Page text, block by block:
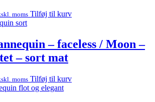
moms Tilføj til kurv
– faceless / Moon –
– sort mat
moms Tilføj til kurv